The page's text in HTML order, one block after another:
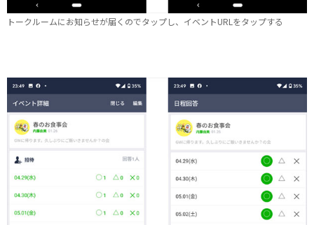
トークルームにお知らせが届くのでタップし、イベントURLをタップする